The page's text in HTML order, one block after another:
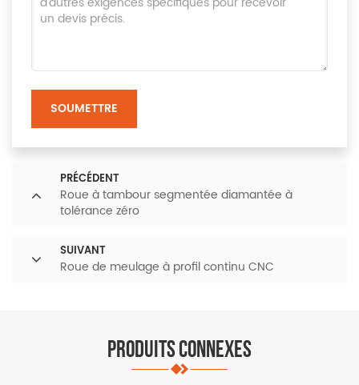
SOUMETTRE
PRÉCÉDENT
Roue à tambour segmentée diamantée à
tolérance zéro
SUIVANT
Roue de meulage à profil continu CNC
PRODUITS CONNEXES